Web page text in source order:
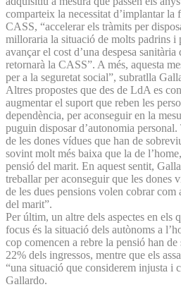
comparteix la necessitat d’implantar la
CASS, “accelerar els tràmits per
milloraria la situació de molts padrins i
avançar el cost d’una despesa
retornarà la CASS”. A més, aquesta
per a la seguretat social”, subratlla
Altres propostes que des de LdA es
augmentar el suport que reben les
dependència, per aconseguir en la
puguin disposar d’autonomia
de les dones vídues que han de
sovint molt més baixa que la de
pensió del marit. En aquest sentit,
treballar per aconseguir que les dones
de les dues pensions volen cobrar
del marit”.
Per últim, un altre dels aspectes en els
focus és la situació dels autònoms a
cop comencen a rebre la pensió han
22% dels ingressos, mentre que els
“una situació que considerem injusta i
Gallardo.